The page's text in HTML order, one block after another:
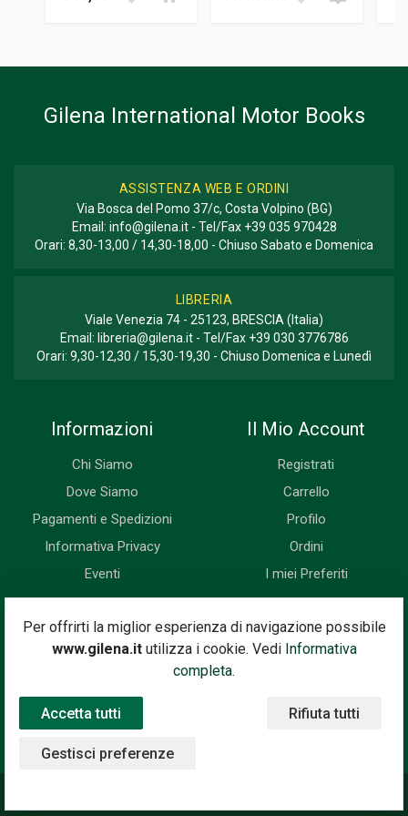
Per offrirti la miglior esperienza di navigazione possibile
www.gilena.itutilizza i cookie. Vedi Informativa
completa.
Accetta tutti Rifiuta tutti
Gestisci preferenze
Gilena International Motor Books
ASSISTENZA WEB E ORDINI
Via Bosca del Pomo 37/c, Costa Volpino (BG)
Email: info@gilena.it- Tel/Fax +39 035 970428
Orari: 8,30-13,00 / 14,30-18,00 - Chiuso Sabato e Domenica
LIBRERIA
Viale Venezia 74 - 25123, BRESCIA (Italia)
Email: libreria@gilena.it- Tel/Fax +39 030 3776786
Orari: 9,30-12,30 / 15,30-19,30 - Chiuso Domenica e Lunedì
Informazioni
Chi Siamo
Dove Siamo
Pagamenti e Spedizioni
Informativa Privacy
Eventi
Il Mio Account
Registrati
Carrello
Profilo
Ordini
I miei Preferiti
Newsletter
Iscriviti subito alla nostra newsletter. Riceverai prima di tutti le
novità, le offerte, i prossimi eventi...
Indirizzo Email
Iscriviti